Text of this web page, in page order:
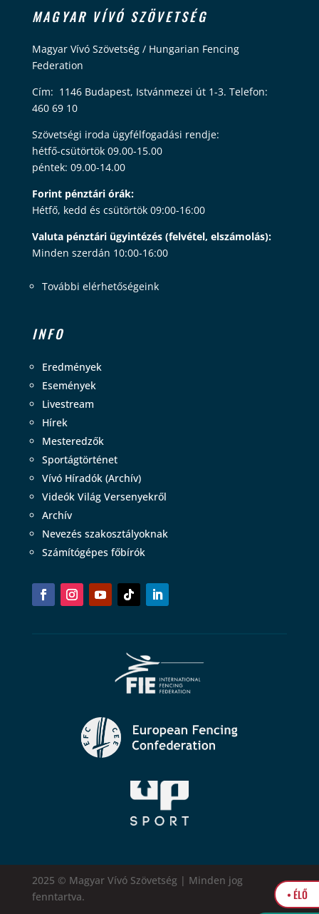
MAGYAR VÍVÓ SZÖVETSÉG
Magyar Vívó Szövetség / Hungarian Fencing
Federation
Cím: 1146 Budapest, Istvánmezei út 1-3. Telefon:
460 69 10
Szövetségi iroda ügyfélfogadási rendje:
hétfő-csütörtök 09.00-15.00
péntek: 09.00-14.00
Forint pénztári órák:
Hétfő, kedd és csütörtök 09:00-16:00
Valuta pénztári ügyintézés (felvétel, elszámolás):
Minden szerdán 10:00-16:00
További elérhetőségeink
INFO
Eredmények
Események
Livestream
Hírek
Mesteredzők
Sportágtörténet
Vívó Híradók (Archív)
Videók Világ Versenyekről
Archív
Nevezés szakosztályoknak
Számítógépes főbírók
2025 © Magyar Vívó Szövetség | Minden jog
fenntartva.
• ÉLŐ